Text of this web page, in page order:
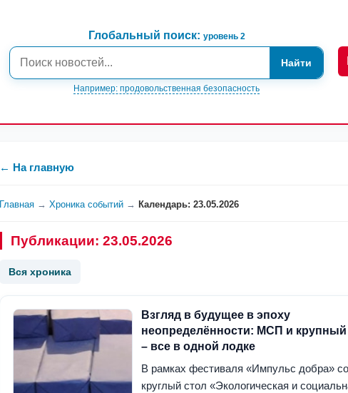
Глобальный поиск: уровень 2
Найти
Например: продовольственная безопасность
← На главную
Главная → Хроника событий → Календарь: 23.05.2026
Публикации: 23.05.2026
Вся хроника
Взгляд в будущее в эпоху
неопределённости: МСП и крупный
– все в одной лодке
В рамках фестиваля «Импульс добра»
круглый стол «Экологическая и